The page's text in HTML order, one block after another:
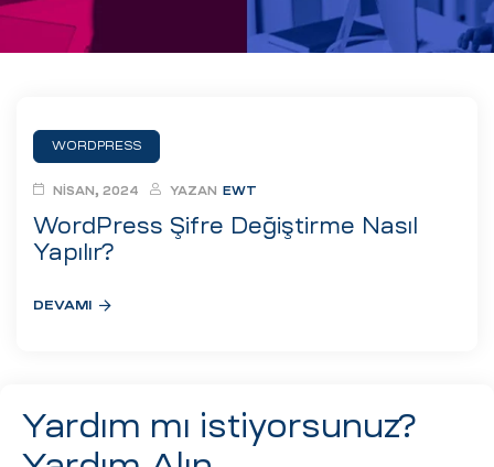
WORDPRESS
WordPress Şifre Değiştirme Nasıl
Yapılır?
NISAN, 2024 YAZAN EWT
DEVAMI
Yardım mı istiyorsunuz?